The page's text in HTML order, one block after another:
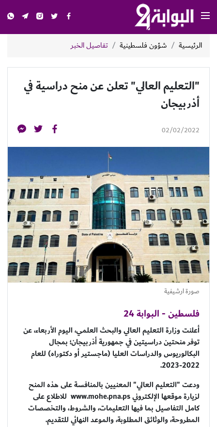
الرئيسية شؤون فلسطينية تفاصيل الخبر
"التعليم العالي" تعلن عن منح دراسية في
أذربيجان
02/02/2022
صورة ارشيفية
فلسطين - البوابة 24
أعلنت وزارة التعليم العالي والبحث العلمي، اليوم الأربعاء، عن
توفر منحتين دراسيتين في جمهورية أذربيجان؛ بمجال
البكالوريوس والدراسات العليا (ماجستير أو دكتوراه) للعام
2022-2023.
ودعت "التعليم العالي" المعنيين بالمنافسة على هذه المنح
لزيارة موقعها الإلكتروني www.mohe.pna.ps للاطلاع على
كامل التفاصيل بما فيها التعليمات، والشروط، والتخصصات
المطروحة، والوثائق المطلوبة، والموعد النهائي للتقديم.